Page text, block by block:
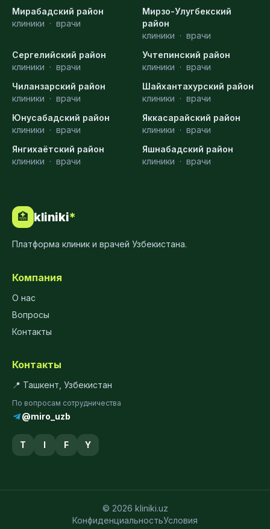
Мирабадский район
клиники · врачи
Мирзо-Улугбекский
район
клиники · врачи
Сергелийский район
клиники · врачи
Учтепинский район
клиники · врачи
Чиланзарский район
клиники · врачи
Шайхантахурский район
клиники · врачи
Юнусабадский район
клиники · врачи
Яккасарайский район
клиники · врачи
Янгихаётский район
клиники · врачи
Яшнабадский район
клиники · врачи
🏥 kliniki*
Платформа клиник и врачей Узбекистана.
Компания
О нас
Вопросы
Контакты
Контакты
📍 Ташкент, Узбекистан
По вопросам сотрудничества
@miro_uzb
T I F Y
© 2026 kliniki.uz
КонфиденциальностьУсловия